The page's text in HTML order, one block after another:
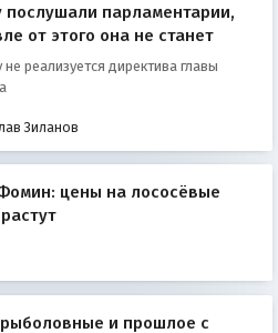
послушали парламентарии,
от этого она не станет
реализуется директива главы
Зиланов
цены на лососёвые
и прошлое с